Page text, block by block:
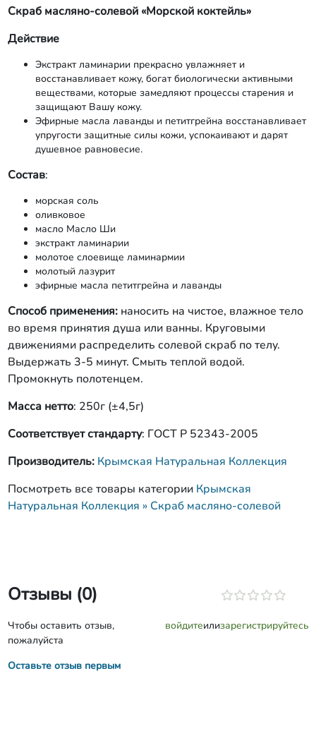
Скраб масляно-солевой «Морской коктейль»
Действие
Экстракт ламинарии прекрасно увлажняет и
восстанавливает кожу, богат биологически активными
веществами, которые замедляют процессы старения и
защищают Вашу кожу.
Эфирные масла лаванды и петитгрейна восстанавливает
упругости защитные силы кожи, успокаивают и дарят
душевное равновесие.
Состав:
морская соль
оливковое
масло Масло Ши
экстракт ламинарии
молотое слоевище ламинармии
молотый лазурит
эфирные масла петитгрейна и лаванды
Способ применения:наносить на чистое, влажное тело
во время принятия душа или ванны. Круговыми
движениями распределить солевой скраб по телу.
Выдержать 3-5 минут. Смыть теплой водой.
Промокнуть полотенцем.
Масса нетто: 250г (±4,5г)
Соответствует стандарту: ГОСТ Р 52343-2005
Производитель: Крымская Натуральная Коллекция
Посмотреть все товары категории Крымская
Натуральная Коллекция » Скраб масляно-солевой
Отзывы (0)
Чтобы оставить отзыв,
пожалуйста
войдитеилизарегистрируйтесь
Оставьте отзыв первым